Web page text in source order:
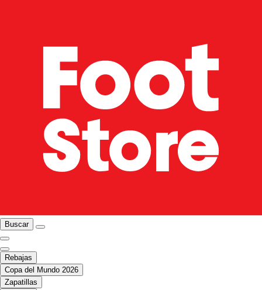
Buscar
Rebajas
Copa del Mundo 2026
Zapatillas